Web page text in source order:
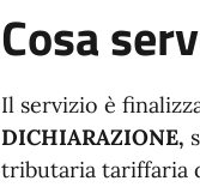
Cosa
Il servizio è
DICHIARAZIONE,
tributaria tariffaria